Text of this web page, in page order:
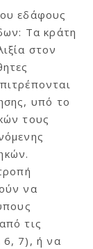
εδάφους
Τα κράτη
στον
υπό το
τους
να
τις
6, 7), ή να